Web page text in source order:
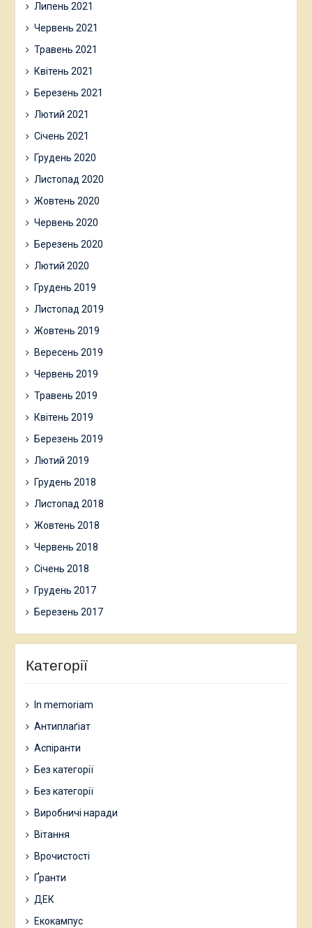
Липень 2021
Червень 2021
Травень 2021
Квітень 2021
Березень 2021
Лютий 2021
Січень 2021
Грудень 2020
Листопад 2020
Жовтень 2020
Червень 2020
Березень 2020
Лютий 2020
Грудень 2019
Листопад 2019
Жовтень 2019
Вересень 2019
Червень 2019
Травень 2019
Квітень 2019
Березень 2019
Лютий 2019
Грудень 2018
Листопад 2018
Жовтень 2018
Червень 2018
Січень 2018
Грудень 2017
Березень 2017
Категорії
In memoriam
Антиплаґіат
Аспіранти
Без категорії
Без категорії
Виробничі наради
Вітання
Врочистості
Ґранти
ДЕК
Екокампус